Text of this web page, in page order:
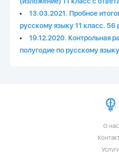
13.03.2021. Пробное
русскому языку 11 класс. 56
19.12.2020. Контрольная
полугодие по русскому
О нас
Услуги